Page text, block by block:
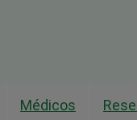
Médicos